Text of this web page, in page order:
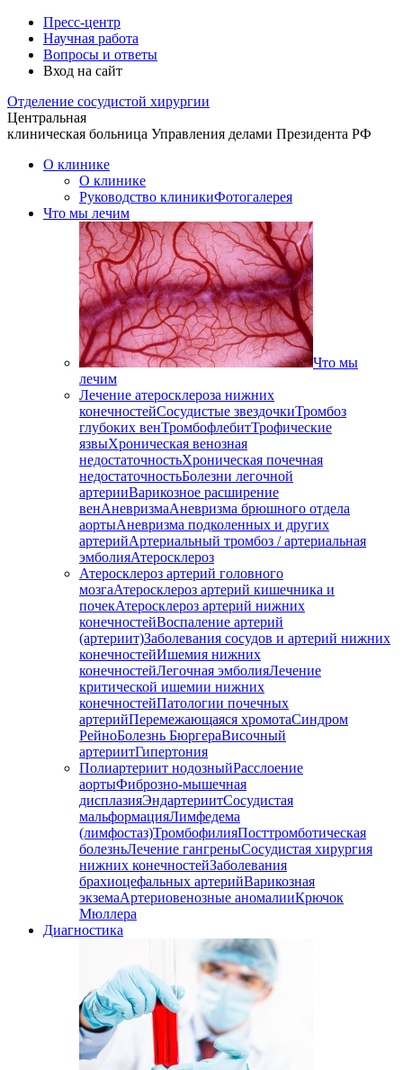
Пресс-центр
Научная работа
Вопросы и ответы
Вход на сайт
Отделение сосудистой хирургии
Центральная
клиническая больница Управления делами Президента РФ
О клинике
О клинике
Руководство клиникиФотогалерея
Что мы лечим
Что мы
лечим
Лечение атеросклероза нижних
конечностейСосудистые звездочкиТромбоз
глубоких венТромбофлебитТрофические
язвыХроническая венозная
недостаточностьХроническая почечная
недостаточностьБолезни легочной
артерииВарикозное расширение
венАневризмаАневризма брюшного отдела
аортыАневризма подколенных и других
артерийАртериальный тромбоз / артериальная
эмболияАтеросклероз
Атеросклероз артерий головного
мозгаАтеросклероз артерий кишечника и
почекАтеросклероз артерий нижних
конечностейВоспаление артерий
(артериит)Заболевания сосудов и артерий нижних
конечностейИшемия нижних
конечностейЛегочная эмболияЛечение
критической ишемии нижних
конечностейПатологии почечных
артерийПеремежающаяся хромотаСиндром
РейноБолезнь БюргераВисочный
артериитГипертония
Полиартериит нодозныйРасслоение
аортыФиброзно-мышечная
дисплазияЭндартериитСосудистая
мальформацияЛимфедема
(лимфостаз)ТромбофилияПосттромботическая
болезньЛечение гангреныСосудистая хирургия
нижних конечностейЗаболевания
брахиоцефальных артерийВарикозная
экземаАртериовенозные аномалииКрючок
Мюллера
Диагностика